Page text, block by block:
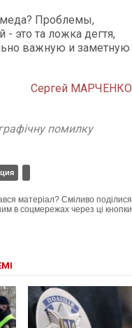
меда? Проблемы,
это та ложка дегтя,
важную и заметную
Сергей МАРЧЕНКО
помилку
матеріал? Сміливо поділися
в соцмережах через ці кнопки